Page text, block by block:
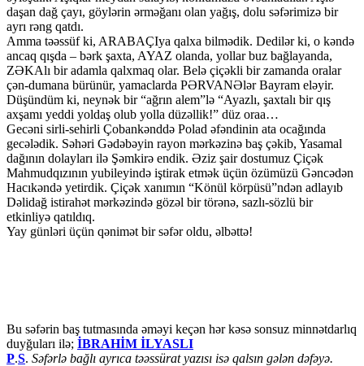
daşan dağ çayı, göylərin ərməğanı olan yağış, dolu səfərimizə bir
ayrı rəng qatdı.
Amma təəssüf ki, ARABAÇIya qalxa bilmədik. Dedilər ki, o kəndə
ancaq qışda – bərk şaxta, AYAZ olanda, yollar buz bağlayanda,
ZƏKAlı bir adamla qalxmaq olar. Belə çiçəkli bir zamanda oralar
çən-dumana bürünür, yamaclarda PƏRVANƏlər Bayram eləyir.
Düşündüm ki, neynək bir “ağrın alem”lə “Ayazlı, şaxtalı bir qış
axşamı yeddi yoldaş olub yolla düzəllik!” düz oraa…
Gecəni sirli-sehirli Çobankənddə Polad əfəndinin ata ocağında
gecələdik. Səhəri Gədəbəyin rayon mərkəzinə baş çəkib, Yasamal
dağının dolayları ilə Şəmkirə endik. Əziz şair dostumuz Çiçək
Mahmudqızının yubileyində iştirak etmək üçün özümüzü Gəncədən
Hacıkəndə yetirdik. Çiçək xanımın “Könül körpüsü”ndən adlayıb
Dəlidağ istirahət mərkəzində gözəl bir törənə, sazlı-sözlü bir
etkinliyə qatıldıq.
Yay günləri üçün qənimət bir səfər oldu, əlbəttə!
Bu səfərin baş tutmasında əməyi keçən hər kəsə sonsuz minnətdarlıq
duyğuları ilə; İBRAHİM İLYASLI
P.S. Səfərlə bağlı ayrıca təəssürat yazısı isə qalsın gələn dəfəyə.